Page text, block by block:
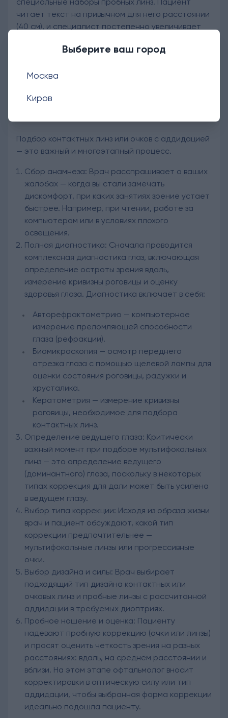
читает текст на привычном для него расстоянии
(40 см), и специалист постепенно увеличивает
зрение вблизи не станет максимально четким.
Как подобрать коррекцию с
Подбор контактных линз или очков с аддидацией
— это важный и многоэтапный процесс.
Сбор анамнеза: Врач расспрашивает о ваших
жалобах — когда вы стали замечать
дискомфорт, при каких занятиях зрение устает
быстрее. Например, при чтении, работе за
компьютером или в условиях плохого
освещения.
Полная диагностика: Сначала проводится
комплексная диагностика глаз, включающая
определение остроты зрения вдаль,
измерение кривизны роговицы и оценку
здоровья глаза. Диагностика включает в себя:
Авторефрактометрию — компьютерное
измерение преломляющей способности
глаза (рефракции).
Биомикроскопия — осмотр переднего
отрезка глаза с помощью щелевой лампы для
оценки состояния роговицы, радужки и
хрусталика.
Кератометрия — измерение кривизны
роговицы, необходимое для подбора
контактных линз.
Определение ведущего глаза: Критически
важный момент при подборе мультифокальных
линз — это определение ведущего
(доминантного) глаза, поскольку в некоторых
типах коррекция для дали может быть усилена
в ведущем глазу.
Выбор типа коррекции: Исходя из образа жизни
врач и пациент обсуждают, какой тип
коррекции предпочтительнее —
мультифокальные линзы или прогрессивные
очки.
Выбор дизайна и силы: Врач выбирает
подходящий тип дизайна контактных или
очковых линз и пробные линзы с рассчитанной
аддидации в требуемых диоптриях.
Пробное ношение и оценка: Пациенту
надевают пробную коррекцию (очки или линзы)
и просят оценить четкость зрения на разных
расстояниях: вдаль, на среднем расстоянии и
вблизи. На этом этапе офтальмолог вносит
корректировки в оптическую силу или тип
аддидации, чтобы выбранная форма коррекции
идеально подошла пациенту.
Выберите ваш город
Москва
Киров